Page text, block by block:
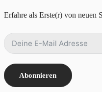
Erfahre als Erste(r) von neuen
Abonnieren